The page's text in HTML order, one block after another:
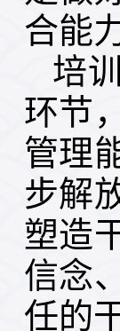
合能
培
环节
管理
步解
塑造
信念
任的